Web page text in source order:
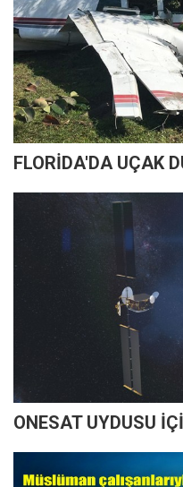
FLORİDA'DA UÇAK
ONESAT UYDUSU